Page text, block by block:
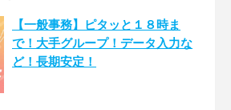
【一般事務】ピタッと１８時ま
で！大手グループ！データ入力な
ど！長期安定！